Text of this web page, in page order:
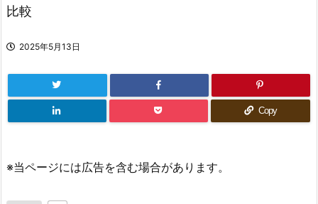
比較
2025年5月13日
Copy
※当ページには広告を含む場合があります。